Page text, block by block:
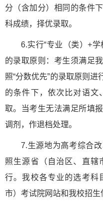
分（含加分）相同的条件
科成绩，择优录取。
6.实行“专业（类）+
的录取原则：考生须满足
照“分数优先”的录取原则
的条件下，依次比对语文
取。当考生无法满足所填
调剂，作退档处理。
7.生源地为高考综合
照生源省（自治区、直辖
行。我校各专业的选考科
市）考试院网站和我校招生